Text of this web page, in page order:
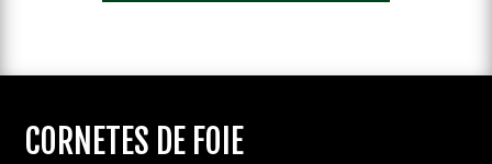
CORNETES DE FOIE